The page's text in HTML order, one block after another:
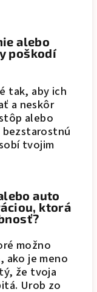
alebo
poškodí
tak, aby ich
a neskôr
alebo
bezstarostnú
tvojim
auto
ktorá
možno
ako je meno
že tvoja
Urob zo